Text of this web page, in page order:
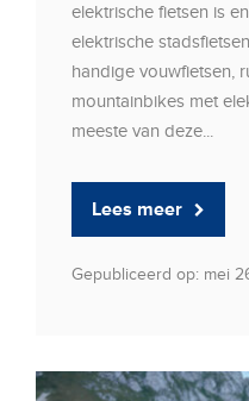
elektrische fietsen is
elektrische
handige vouwfietsen,
mountainbikes met
meeste van deze...
Lees meer
Gepubliceerd op: mei